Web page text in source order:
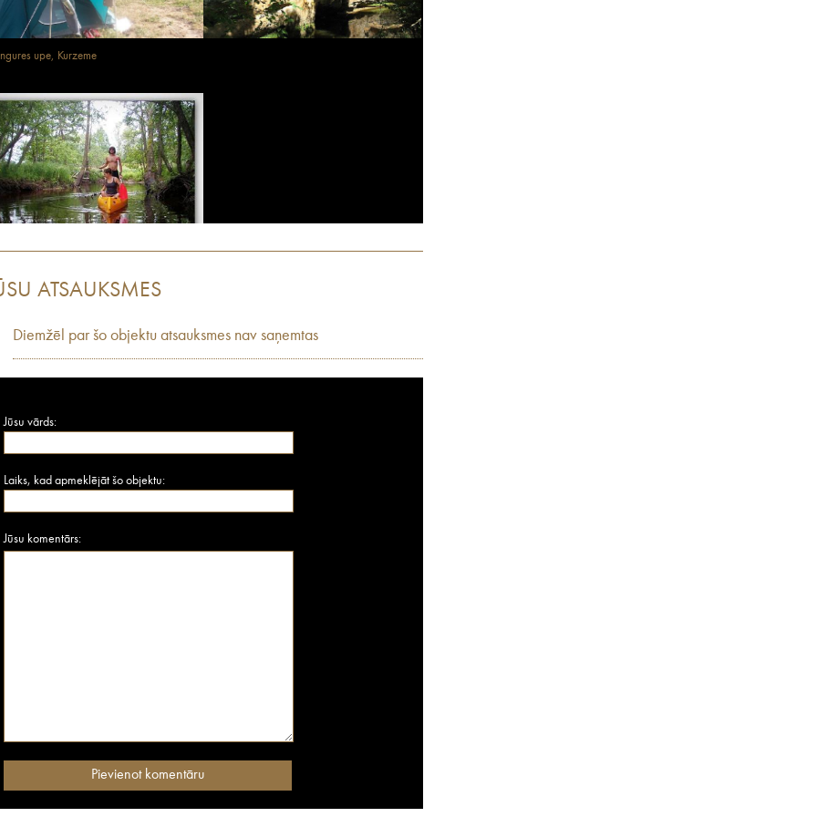
upe, Kurzeme
ATSAUKSMES
Diemžēl par šo objektu atsauksmes nav saņemtas
Jūsu vārds:
Laiks, kad apmeklējāt šo objektu:
Jūsu komentārs: